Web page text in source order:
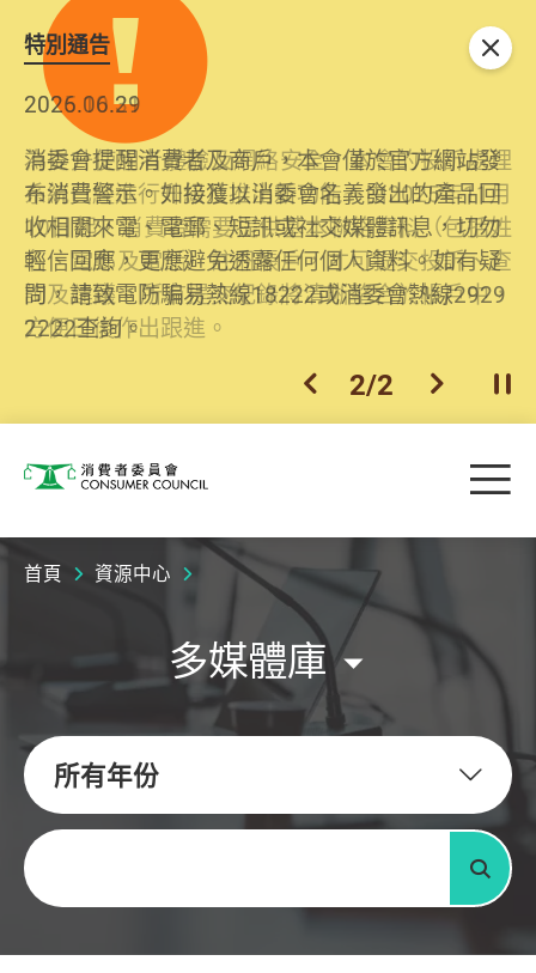
特別通告
2026.06.29
消委會提醒消費者及商戶，本會僅於官方網站發
布消費警示。如接獲以消委會名義發出的產品回
收相關來電、電郵、短訊或社交媒體訊息，切勿
輕信回應，更應避免透露任何個人資料。如有疑
問，請致電防騙易熱線18222或消委會熱線2929
2222查詢。
2025.10.31
為提升使用者體驗及網絡安全，本會的投訴處理
系統已經進行升級及推出新功能。由2025年11月
10日起，消費者需要提供基本聯絡資料（包括姓
名、電郵及電話）註冊帳戶，才可提交投訴、查
詢及建議。所有提交紀錄將清晰整合於帳戶中，
方便日後作出跟進。
上一個
2/2 下一個開
關閉
消費者委員會 目
首頁 資源中心
多媒體庫
所有年份
關鍵字
搜尋